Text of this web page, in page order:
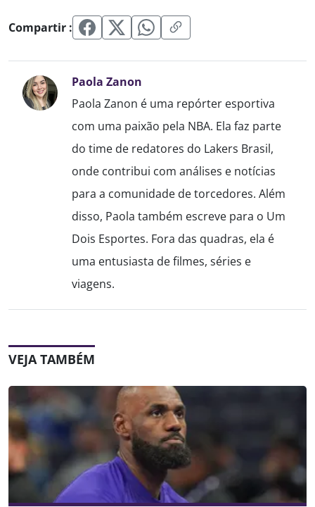
Compartir :
Paola Zanon
Paola Zanon é uma repórter esportiva
com uma paixão pela NBA. Ela faz parte
do time de redatores do Lakers Brasil,
onde contribui com análises e notícias
para a comunidade de torcedores. Além
disso, Paola também escreve para o Um
Dois Esportes. Fora das quadras, ela é
uma entusiasta de filmes, séries e
viagens.
VEJA TAMBÉM